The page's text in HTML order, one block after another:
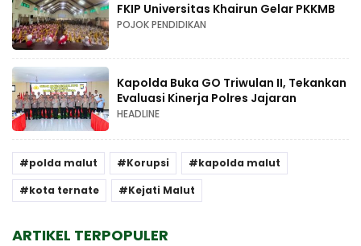
FKIP Universitas Khairun Gelar PKKMB
POJOK PENDIDIKAN
Kapolda Buka GO Triwulan II, Tekankan
Evaluasi Kinerja Polres Jajaran
HEADLINE
polda malut Korupsi
kapolda malut
kota ternate
Kejati Malut
ARTIKEL TERPOPULER